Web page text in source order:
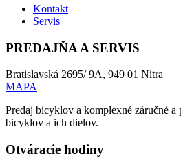
Kontakt
Servis
PREDAJŇA A SERVIS
Bratislavská 2695/ 9A, 949 01 Nitra
MAPA
Predaj bicyklov a komplexné záručné a
bicyklov a ich dielov.
Otváracie hodiny